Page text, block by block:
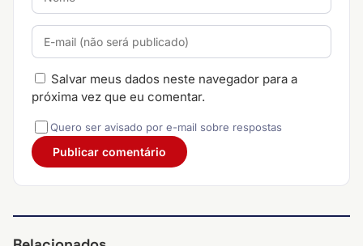
Salvar meus dados neste navegador para a
próxima vez que eu comentar.
Quero ser avisado por e-mail sobre respostas